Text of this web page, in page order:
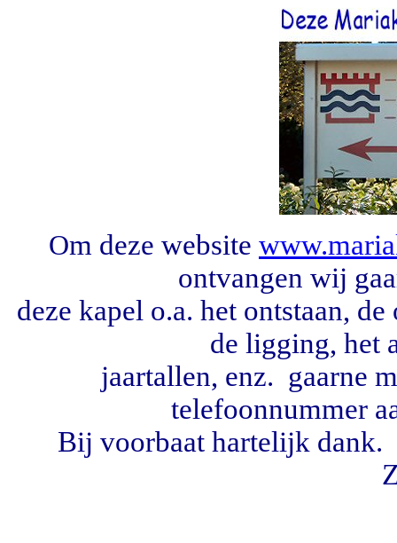
Om deze website
ontvangen wij
deze kapel o.a. het ontstaan,
de ligging, het
jaartallen, enz. gaarne
telefoonnummer
Bij voorbaat hartelijk